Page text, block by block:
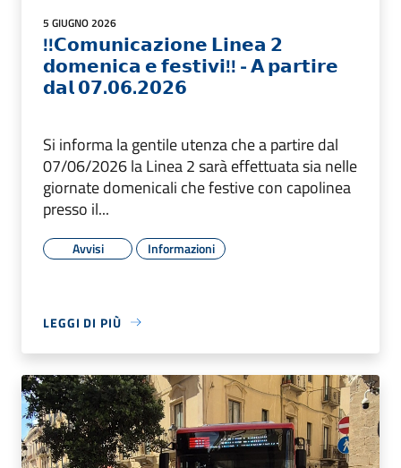
5 GIUGNO 2026
!!𝗖𝗼𝗺𝘂𝗻𝗶𝗰𝗮𝘇𝗶𝗼𝗻𝗲 𝗟𝗶𝗻𝗲𝗮 𝟮
𝗱𝗼𝗺𝗲𝗻𝗶𝗰𝗮 𝗲 𝗳𝗲𝘀𝘁𝗶𝘃𝗶!! - 𝗔 𝗽𝗮𝗿𝘁𝗶𝗿𝗲
𝗱𝗮𝗹 𝟬𝟳.𝟬𝟲.𝟮𝟬𝟮𝟲
Si informa la gentile utenza che a partire dal
07/06/2026 la Linea 2 sarà effettuata sia nelle
giornate domenicali che festive con capolinea
presso il...
Avvisi Informazioni
LEGGI DI PIÙ